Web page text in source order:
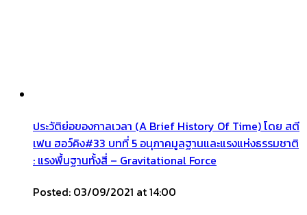
ประวัติย่อของกาลเวลา (A Brief History Of Time) โดย สตี
เฟน ฮอว์คิง#33 บทที่ 5 อนุภาคมูลฐานและแรงแห่งธรรมชาติ
: แรงพื้นฐานทั้งสี่ – Gravitational Force
Posted: 03/09/2021 at 14:00